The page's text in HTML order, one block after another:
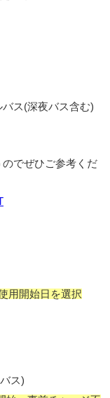
ス(深夜バス含む)
でぜひご参考くだ
用開始日を選択
ス)